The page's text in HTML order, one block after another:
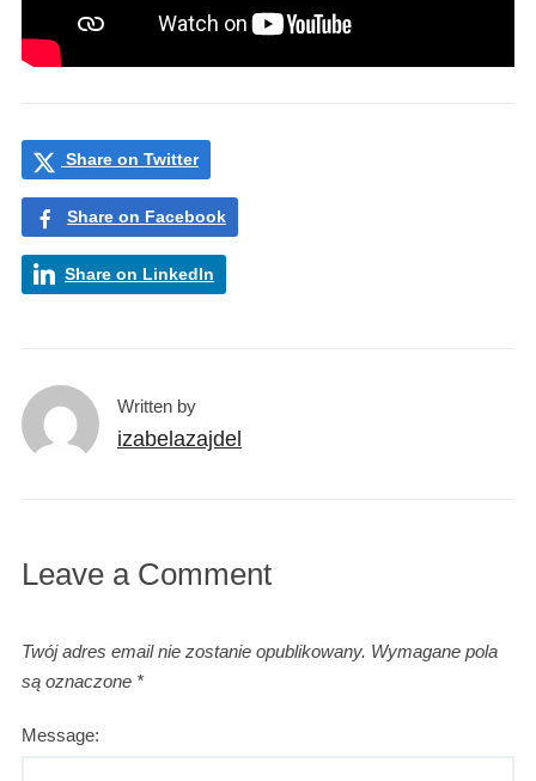
Share on Twitter
Share on Facebook
Share on LinkedIn
Written by
izabelazajdel
Leave a Comment
Twój adres email nie zostanie opublikowany. Wymagane pola
są oznaczone *
Message: